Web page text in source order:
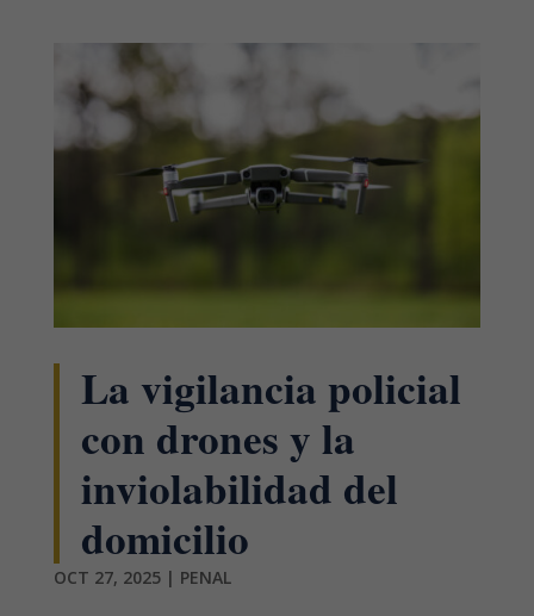
La vigilancia policial
con drones y la
inviolabilidad del
domicilio
OCT 27, 2025| PENAL